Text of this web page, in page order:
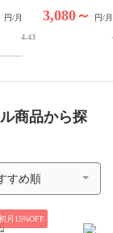
円/月
4.43
3,080～ 円/月
-
商品から探
月 15%OFF